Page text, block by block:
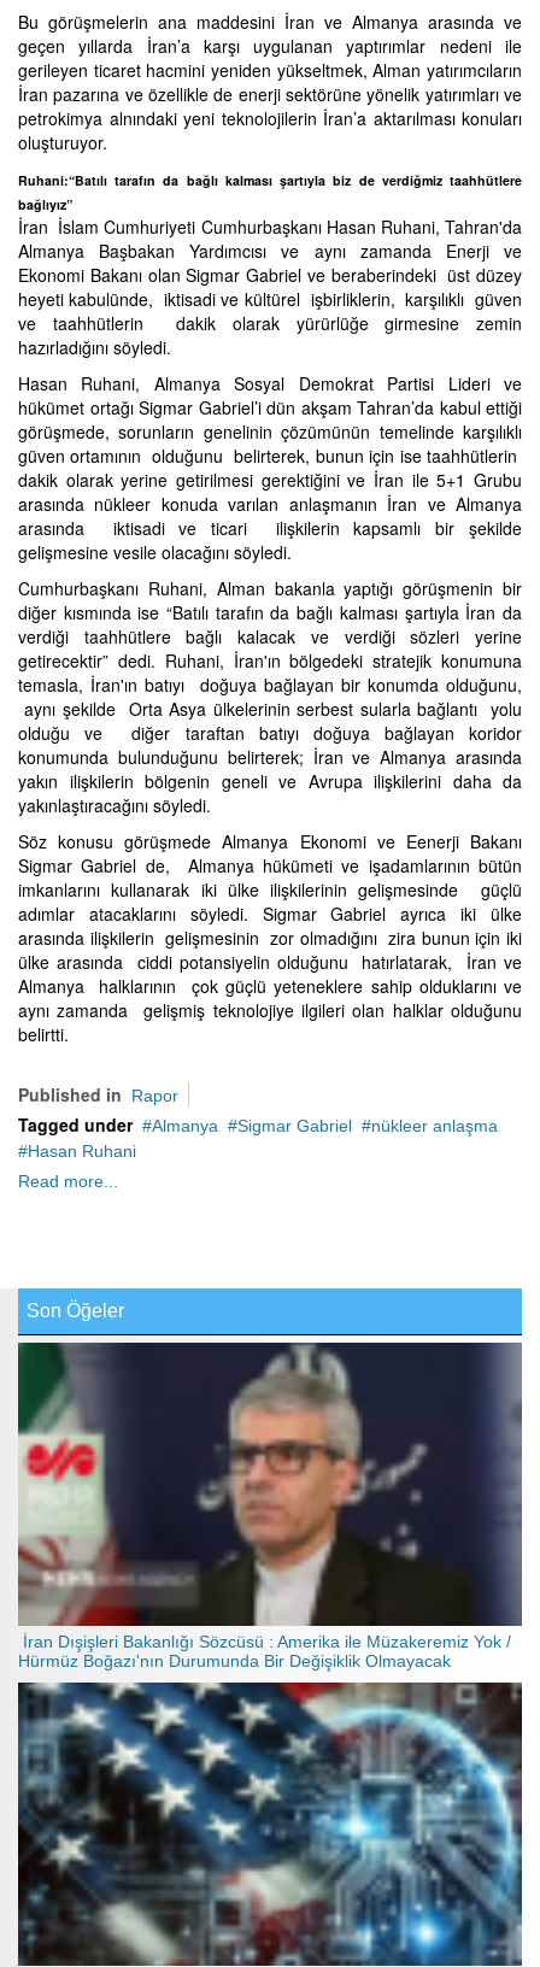
Bu görüşmelerin ana maddesini İran ve Almanya arasında ve
geçen yıllarda İran’a karşı uygulanan yaptırımlar nedeni ile
gerileyen ticaret hacmini yeniden yükseltmek, Alman yatırımcıların
İran pazarına ve özellikle de enerji sektörüne yönelik yatırımları ve
petrokimya alnındaki yeni teknolojilerin İran’a aktarılması konuları
oluşturuyor.
Ruhani:“Batılı tarafın da bağlı kalması şartıyla biz de verdiğmiz taahhütlere
bağlıyız”
İran İslam Cumhuriyeti Cumhurbaşkanı Hasan Ruhani, Tahran'da
Almanya Başbakan Yardımcısı ve aynı zamanda Enerji ve
Ekonomi Bakanı olan Sigmar Gabriel ve beraberindeki üst düzey
heyeti kabulünde, iktisadi ve kültürel işbirliklerin, karşılıklı güven
ve taahhütlerin dakik olarak yürürlüğe girmesine zemin
hazırladığını söyledi.
Hasan Ruhani, Almanya Sosyal Demokrat Partisi Lideri ve
hükümet ortağı Sigmar Gabriel’i dün akşam Tahran’da kabul ettiği
görüşmede, sorunların genelinin çözümünün temelinde karşılıklı
güven ortamının olduğunu belirterek, bunun için ise taahhütlerin
dakik olarak yerine getirilmesi gerektiğini ve İran ile 5+1 Grubu
arasında nükleer konuda varılan anlaşmanın İran ve Almanya
arasında iktisadi ve ticari ilişkilerin kapsamlı bir şekilde
gelişmesine vesile olacağını söyledi.
Cumhurbaşkanı Ruhani, Alman bakanla yaptığı görüşmenin bir
diğer kısmında ise “Batılı tarafın da bağlı kalması şartıyla İran da
verdiği taahhütlere bağlı kalacak ve verdiği sözleri yerine
getirecektir” dedi. Ruhani, İran'ın bölgedeki stratejik konumuna
temasla, İran'ın batıyı doğuya bağlayan bir konumda olduğunu,
aynı şekilde Orta Asya ülkelerinin serbest sularla bağlantı yolu
olduğu ve diğer taraftan batıyı doğuya bağlayan koridor
konumunda bulunduğunu belirterek; İran ve Almanya arasında
yakın ilişkilerin bölgenin geneli ve Avrupa ilişkilerini daha da
yakınlaştıracağını söyledi.
Söz konusu görüşmede Almanya Ekonomi ve Eenerji Bakanı
Sigmar Gabriel de, Almanya hükümeti ve işadamlarının bütün
imkanlarını kullanarak iki ülke ilişkilerinin gelişmesinde güçlü
adımlar atacaklarını söyledi. Sigmar Gabriel ayrıca iki ülke
arasında ilişkilerin gelişmesinin zor olmadığını zira bunun için iki
ülke arasında ciddi potansiyelin olduğunu hatırlatarak, İran ve
Almanya halklarının çok güçlü yeteneklere sahip olduklarını ve
aynı zamanda gelişmiş teknolojiye ilgileri olan halklar olduğunu
belirtti.
Published in Rapor
Tagged under Almanya Sigmar Gabriel
nükleer anlaşma
Hasan Ruhani
Read more...
Son Öğeler
İran Dışişleri Bakanlığı Sözcüsü : Amerika ile Müzakeremiz Yok /
Hürmüz Boğazı'nın Durumunda Bir Değişiklik Olmayacak